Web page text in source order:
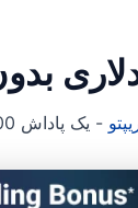
- یک پاداش 100 دلاری بدون سپرده بایننس دریافت کنید